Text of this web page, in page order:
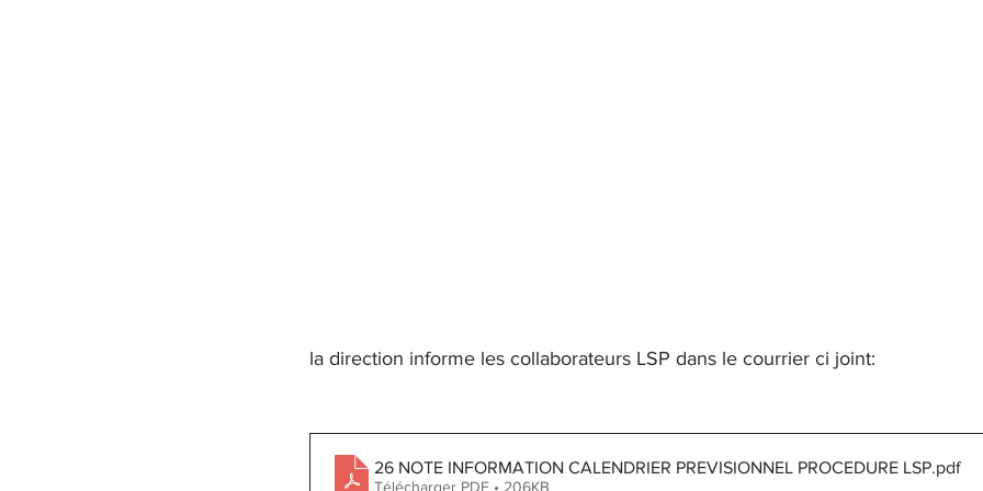
la direction informe les collaborateurs LSP dans le courrier ci joint:
26 NOTE INFORMATION CALENDRIER PREVISIONNEL PROCEDURE LSP.pdf
Télécharger PDF • 206KB